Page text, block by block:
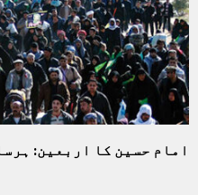
امام حسین کا اربعین: